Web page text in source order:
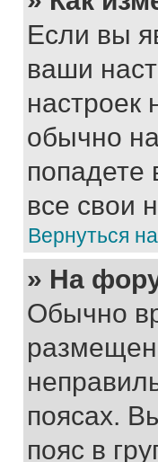
Если вы
ваши
настроек
обычно
попадете
все свои
Вернуться
» На
Обычно
поясах.
пояс в